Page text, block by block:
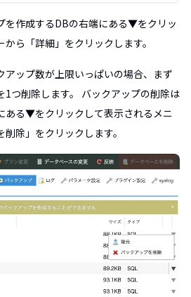
を作成するDBの右端にある▼をクリッ
ら「詳細」をクリックします。
アップ数が上限いっぱいの場合、まず
1つ削除します。 バックアップの削除は
ある▼をクリックして表示されるメニ
除」をクリックします。